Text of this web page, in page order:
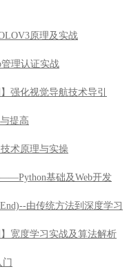
术原理与实操
基础及Web开发
由传统方法到深度学习
宽度学习实战及算法解析
门
之Burp Suite使用精讲
——Python自动化测试
务进阶实战
术